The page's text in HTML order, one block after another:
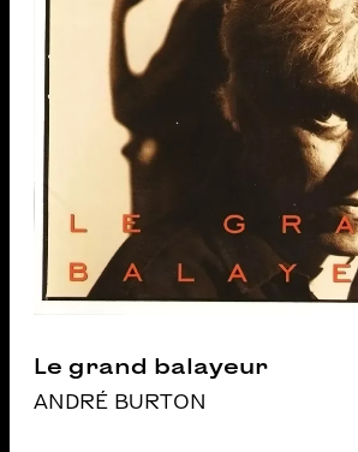
Le grand balayeur
ANDRÉ BURTON